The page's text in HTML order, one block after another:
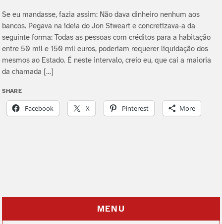
Se eu mandasse, fazia assim: Não dava dinheiro nenhum aos
bancos. Pegava na ideia do Jon Stweart e concretizava-a da
seguinte forma: Todas as pessoas com créditos para a habitação
entre 50 mil e 150 mil euros, poderiam requerer liquidação dos
mesmos ao Estado. É neste intervalo, creio eu, que cai a maioria
da chamada […]
SHARE
Facebook X Pinterest More
MENU